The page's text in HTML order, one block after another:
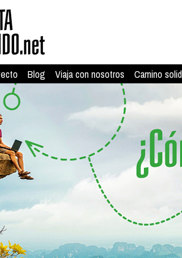
Blog Viaja con nosotros Camino